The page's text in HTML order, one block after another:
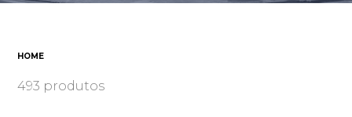
HOME
493 produtos